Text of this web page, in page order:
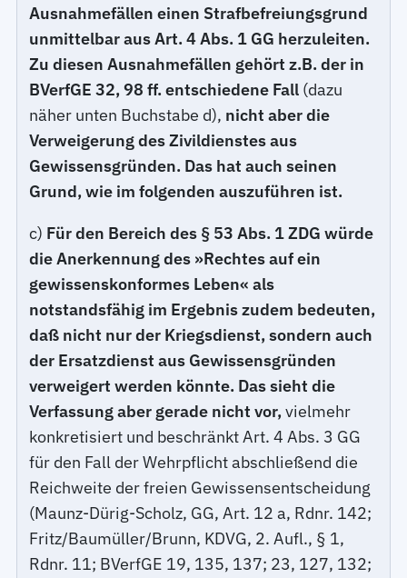
Ausnahmefällen einen Strafbefreiungsgrund
unmittelbar aus Art. 4 Abs. 1 GG herzuleiten.
Zu diesen Ausnahmefällen gehört z.B. der in
BVerfGE 32, 98 ff. entschiedene Fall (dazu
näher unten Buchstabe d), nicht aber die
Verweigerung des Zivildienstes aus
Gewissensgründen. Das hat auch seinen
Grund, wie im folgenden auszuführen ist.
c) Für den Bereich des § 53 Abs. 1 ZDG würde
die Anerkennung des »Rechtes auf ein
gewissenskonformes Leben« als
notstandsfähig im Ergebnis zudem bedeuten,
daß nicht nur der Kriegsdienst, sondern auch
der Ersatzdienst aus Gewissensgründen
verweigert werden könnte. Das sieht die
Verfassung aber gerade nicht vor, vielmehr
konkretisiert und beschränkt Art. 4 Abs. 3 GG
für den Fall der Wehrpflicht abschließend die
Reichweite der freien Gewissensentscheidung
(Maunz-Dürig-Scholz, GG, Art. 12 a, Rdnr. 142;
Fritz/Baumüller/Brunn, KDVG, 2. Aufl., § 1,
Rdnr. 11; BVerfGE 19, 135, 137; 23, 127, 132;